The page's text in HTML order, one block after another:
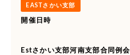
EASTさかい支部
開催日時
Estさかい支部河南支部合同例会